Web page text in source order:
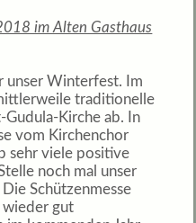
im Alten Gasthaus
Winterfest. Im
traditionelle
Gudula-Kirche ab. In
vom Kirchenchor
sehr viele positive
noch mal unser
Schützenmesse
wieder gut